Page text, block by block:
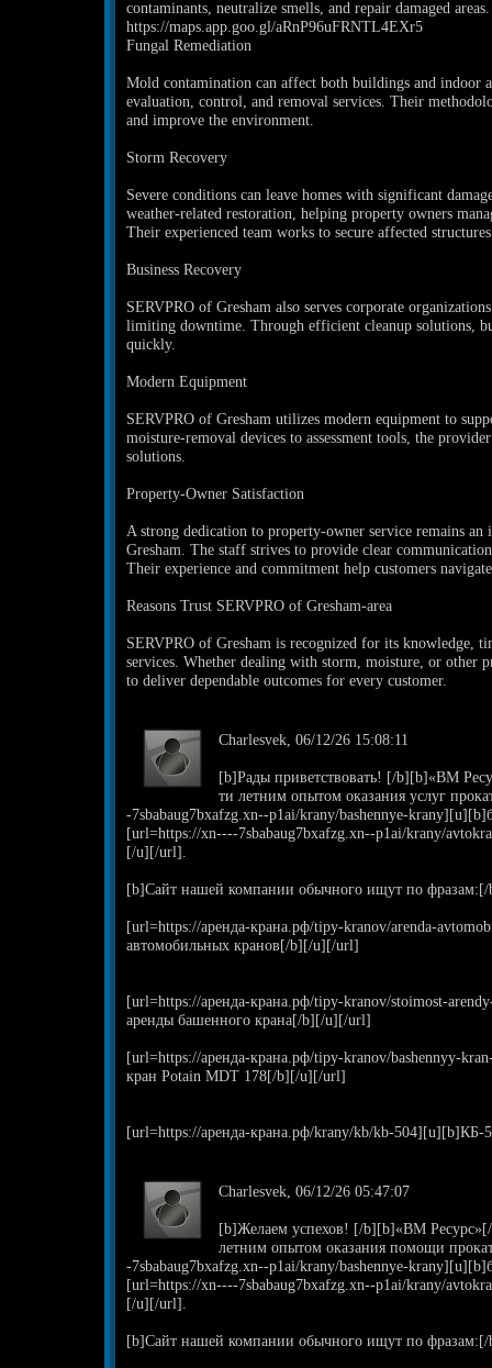
contaminants, neutralize smells, and repair damaged areas.
https://maps.app.goo.gl/aRnP96uFRNTL4EXr5
Fungal Remediation
Mold contamination can affect both buildings and indoor
evaluation, control, and removal services. Their
and improve the environment.
Storm Recovery
Severe conditions can leave homes with significant
weather-related restoration, helping property owners
Their experienced team works to secure affected
Business Recovery
SERVPRO of Gresham also serves corporate
limiting downtime. Through efficient cleanup solutions,
quickly.
Modern Equipment
SERVPRO of Gresham utilizes modern equipment to
moisture-removal devices to assessment tools, the
solutions.
Property-Owner Satisfaction
A strong dedication to property-owner service remains
Gresham. The staff strives to provide clear
Their experience and commitment help customers
Reasons Trust SERVPRO of Gresham-area
SERVPRO of Gresham is recognized for its knowledge,
services. Whether dealing with storm, moisture, or other
to deliver dependable outcomes for every customer.
Charlesvek, 06/12/26 15:08:11
[b]Рады приветствовать! [/b][b]«ВМ
ти летним опытом оказания услуг
-7sbabaug7bxafzg.xn--p1ai/krany/bashennye-
[url=https://xn----7sbabaug7bxafzg.xn--p1ai/krany/
[/u][/url].
[b]Сайт нашей компании обычного ищут по
[url=https://аренда-крана.рф/tipy-kranov/arenda-
автомобильных кранов[/b][/u][/url]
[url=https://аренда-крана.рф/tipy-kranov/stoimost-
аренды башенного крана[/b][/u][/url]
[url=https://аренда-крана.рф/tipy-kranov/bashennyy-
кран Potain MDT 178[/b][/u][/url]
[url=https://аренда-крана.рф/krany/kb/kb-
Charlesvek, 06/12/26 05:47:07
[b]Желаем успехов! [/b][b]«ВМ Ресурс»[/
летним опытом оказания помощи
-7sbabaug7bxafzg.xn--p1ai/krany/bashennye-
[url=https://xn----7sbabaug7bxafzg.xn--p1ai/krany/
[/u][/url].
[b]Сайт нашей компании обычного ищут по